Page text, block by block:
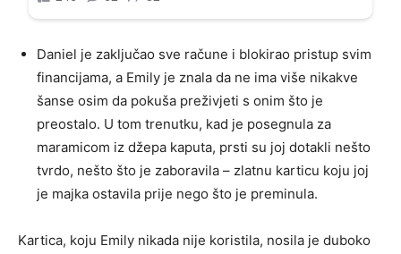
Daniel je zaključao sve račune i blokirao pristup svim
financijama, a Emily je znala da ne ima više nikakve
šanse osim da pokuša preživjeti s onim što je
preostalo. U tom trenutku, kad je posegnula za
maramicom iz džepa kaputa, prsti su joj dotakli nešto
tvrdo, nešto što je zaboravila – zlatnu karticu koju joj
je majka ostavila prije nego što je preminula.
Kartica, koju Emily nikada nije koristila, nosila je duboko